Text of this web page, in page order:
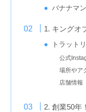
バナナマ
1. キングオ
トラット
公式
場所やア
店舗情報
2. 創業50年